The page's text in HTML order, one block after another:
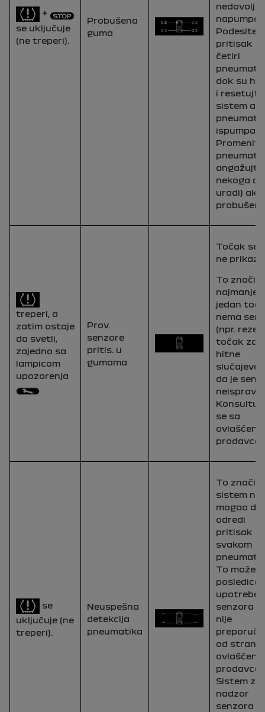
+
se uključuje
(ne treperi).
Probušena
guma
Podesite
pritisak
četiri
dok su
i resetujte
sistem
ispumpan.
Promenite
angažujte
nekoga
uradi) ako
treperi, a
zatim ostaje
da svetli,
zajedno sa
lampicom
upozorenja
Prov.
senzore
pritis. u
gumama
Točak se
ne
To znači
najmanje
jedan
nema
(npr.
točak za
hitne
slučajeve)
da je
se sa
se
uključuje (ne
treperi).
Neuspešna
detekcija
pneumatika
To znači
sistem nije
mogao da
odredi
pritisak u
svakom
To može
posledica
upotrebe
senzora
nije
od strane
prodavca.
Sistem za
nadzor
senzora